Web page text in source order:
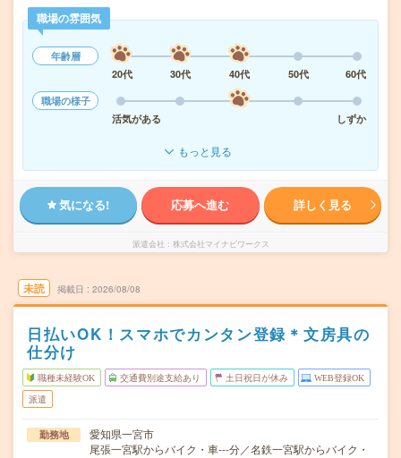
職場の雰囲気
年齢層
20代
30代 40代 50代
60代
職場の様子
活気がある
しずか
もっと見る
気になる! 応募へ進む 詳しく見る
派遣会社 株式会社マイナビワークス
未読 掲載日 2026/08/08
日払いOK！スマホでカンタン登録＊文房具の
仕分け
職種未経験OK 交通費別途支給あり 土日祝日が休み WEB登録OK
派遣
勤務地
愛知県一宮市
尾張一宮駅からバイク・車---分／名鉄一宮駅からバイク・